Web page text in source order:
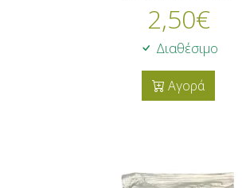
2,50€
Διαθέσιμο
Αγορά